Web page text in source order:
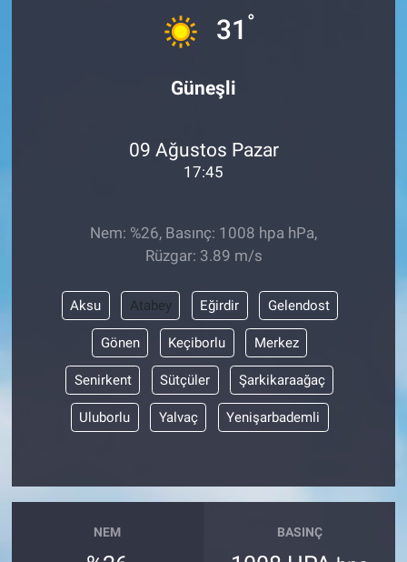
31 °
Güneşli
09 Ağustos Pazar
17:45
Nem: %26, Basınç: 1008 hpa hPa,
Rüzgar: 3.89 m/s
Aksu Atabey Eğirdir Gelendost
Gönen Keçiborlu Merkez
Senirkent Sütçüler Şarkikaraağaç
Uluborlu Yalvaç Yenişarbademli
NEM BASINÇ